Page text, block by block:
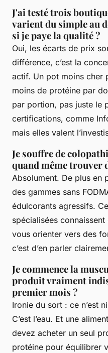
J'ai testé trois
varient du simple au
si je paye la qualité ?
Oui, les écarts de prix
différence, c’est la
actif. Un pot moins cher
moins de protéine par
par portion, pas juste le
certifications, comme
mais elles valent
Je souffre de
quand même trouver
Absolument. De plus en
des gammes sans
édulcorants agressifs.
spécialisées
vous orienter vers des
c’est d’en parler
Je commence la
produit vraiment
premier mois ?
Ironie du sort : ce n’est
C’est l’eau. Et une
devez acheter un seul
protéine pour équilibrer